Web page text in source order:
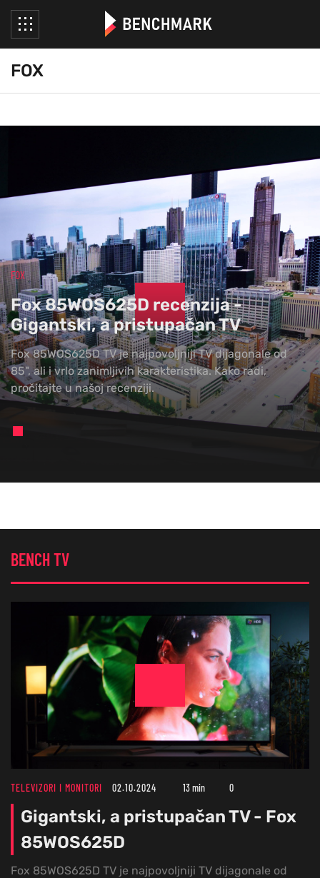
FOX
FOX
Fox 85WOS625D recenzija -
Gigantski, a pristupačan TV
Fox 85WOS625D TV je najpovoljniji TV dijagonale od
85", ali i vrlo zanimljivih karakteristika. Kako radi,
pročitajte u našoj recenziji.
BENCH TV
TELEVIZORI I MONITORI 02.10.2024 13 min 0
Gigantski, a pristupačan TV - Fox
85WOS625D
Fox 85WOS625D TV je najpovoljniji TV dijagonale od